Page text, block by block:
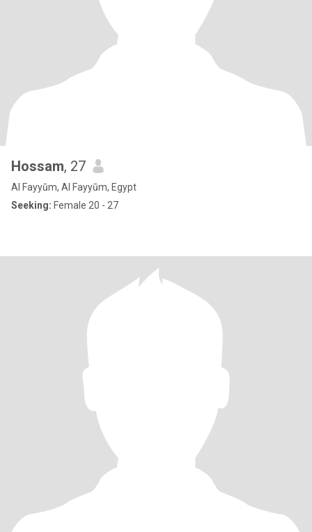
Hossam, 27
Al Fayyūm, Al Fayyūm, Egypt
Seeking: Female 20 - 27